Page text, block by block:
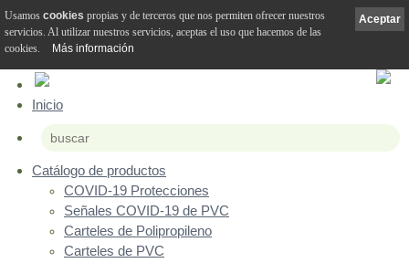
Inicio
Catálogo de productos
COVID-19 Protecciones
Señales COVID-19 de PVC
Carteles de Polipropileno
Carteles de PVC
Aceptar
Usamos cookies propias y de terceros que nos permiten ofrecer nuestros
servicios. Al utilizar nuestros servicios, aceptas el uso que hacemos de las
cookies.
Más información